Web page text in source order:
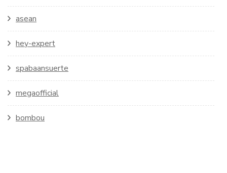
asean
hey-expert
spabaansuerte
megaofficial
bombou